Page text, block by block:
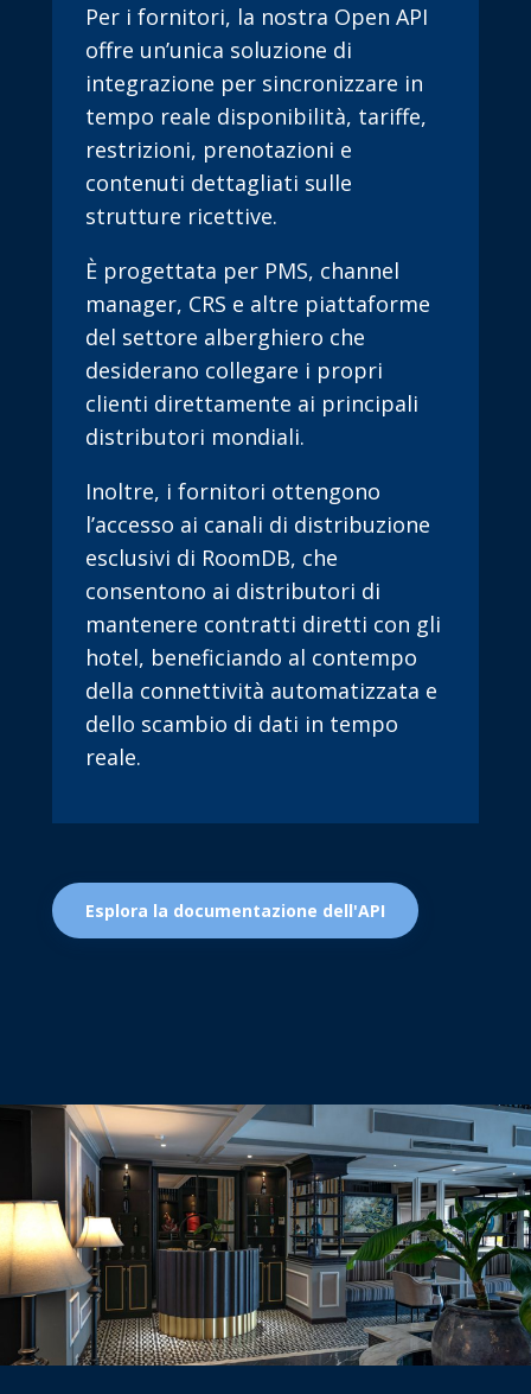
Per i fornitori, la nostra Open API
offre un’unica soluzione di
integrazione per sincronizzare in
tempo reale disponibilità, tariffe,
restrizioni, prenotazioni e
contenuti dettagliati sulle
strutture ricettive.
È progettata per PMS, channel
manager, CRS e altre piattaforme
del settore alberghiero che
desiderano collegare i propri
clienti direttamente ai principali
distributori mondiali.
Inoltre, i fornitori ottengono
l’accesso ai canali di distribuzione
esclusivi di RoomDB, che
consentono ai distributori di
mantenere contratti diretti con gli
hotel, beneficiando al contempo
della connettività automatizzata e
dello scambio di dati in tempo
reale.
Esplora la documentazione dell'API